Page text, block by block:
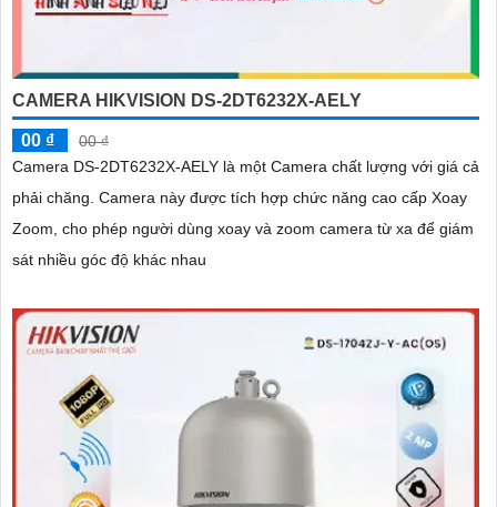
CAMERA HIKVISION DS-2DT6232X-AELY
00 ₫
00 ₫
Camera DS-2DT6232X-AELY là một Camera chất lượng với giá cả
phải chăng. Camera này được tích hợp chức năng cao cấp Xoay
Zoom, cho phép người dùng xoay và zoom camera từ xa để giám
sát nhiều góc độ khác nhau